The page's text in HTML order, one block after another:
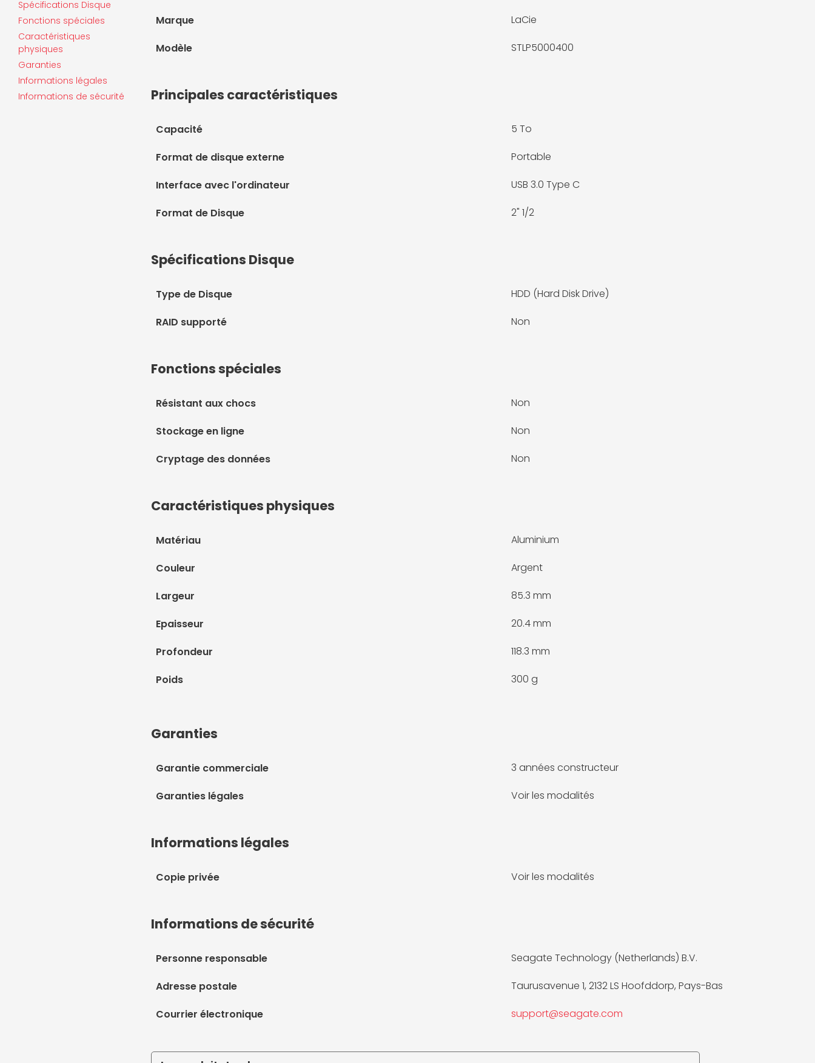
Spécifications Disque
Fonctions spéciales
Caractéristiques
physiques
Garanties
Informations légales
Informations de sécurité
Marque LaCie
Modèle STLP5000400
Principales caractéristiques
Capacité 5 To
Format de disque externe Portable
Interface avec l'ordinateur USB 3.0 Type C
Format de Disque 2" 1/2
Spécifications Disque
Type de Disque HDD (Hard Disk Drive)
RAID supporté Non
Fonctions spéciales
Résistant aux chocs Non
Stockage en ligne Non
Cryptage des données Non
Caractéristiques physiques
Matériau Aluminium
Couleur Argent
Largeur 85.3 mm
Epaisseur 20.4 mm
Profondeur 118.3 mm
Poids 300 g
Garanties
Garantie commerciale 3 années constructeur
Garanties légales Voir les modalités
Informations légales
Copie privée Voir les modalités
Informations de sécurité
Personne responsable Seagate Technology (Netherlands) B.V.
Adresse postale Taurusavenue 1, 2132 LS Hoofddorp, Pays-Bas
Courrier électronique support@seagate.com